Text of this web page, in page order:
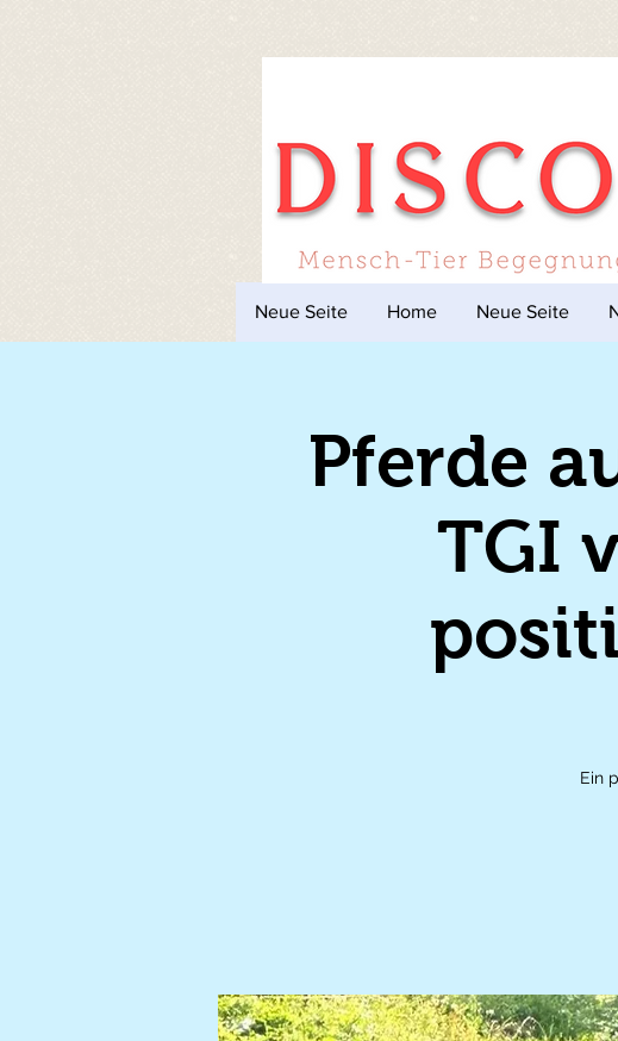
Neue Seite Home Neue Seite
Pferde
TGI
Ein